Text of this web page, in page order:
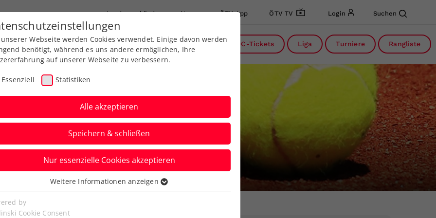
Landesverbände News ÖTV App ÖTV TV Login Suchen
Ausbildung Services Über uns DC-Tickets Liga Turniere Rangliste
Aktuelle News
Webseite werden Cookies verwendet. Einige davon werden
benötigt, während es uns andere ermöglichen, Ihre
auf unserer Webseite zu verbessern.
Essenziell Statistiken
Alle akzeptieren
Speichern & schließen
Nur essenzielle Cookies akzeptieren
Cookies werden für grundlegende Funktionen der
benötigt. Dadurch ist gewährleistet, dass die Webseite
Weitere Informationen anzeigen
by
Cookie Consent